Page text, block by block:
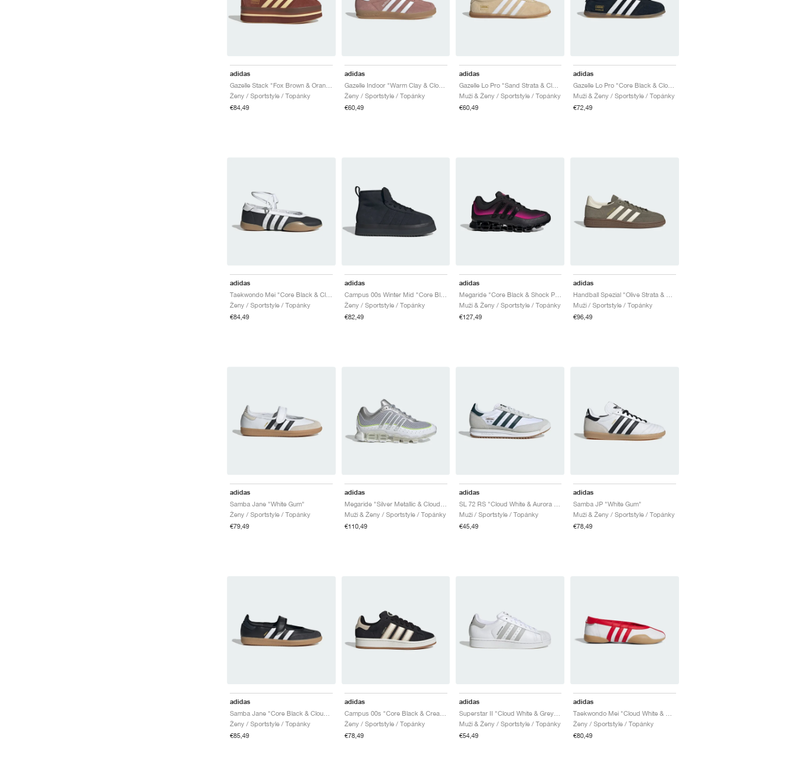
adidas
Ženy / Sportstyle / Topánky
€84,49
adidas
Gazelle Indoor "Warm Clay & Cloud White"
Ženy / Sportstyle / Topánky
€60,49
adidas
Gazelle Lo Pro "Sand Strata & Cloud White"
Muži & Ženy / Sportstyle / Topánky
€60,49
adidas
Muži & Ženy / Sportstyle / Topánky
€72,49
adidas
Ženy / Sportstyle / Topánky
€84,49
adidas
Campus 00s Winter Mid "Core Black & Carbon"
Ženy / Sportstyle / Topánky
€82,49
adidas
Megaride "Core Black & Shock Pink"
Muži & Ženy / Sportstyle / Topánky
€127,49
adidas
Muži / Sportstyle / Topánky
€96,49
adidas
Samba Jane "White Gum"
Ženy / Sportstyle / Topánky
€79,49
adidas
Muži & Ženy / Sportstyle / Topánky
€110,49
adidas
Muži / Sportstyle / Topánky
€45,49
adidas
Samba JP "White Gum"
Muži & Ženy / Sportstyle / Topánky
€78,49
adidas
Ženy / Sportstyle / Topánky
€85,49
adidas
Ženy / Sportstyle / Topánky
€78,49
adidas
Superstar II "Cloud White & Grey Two"
Muži & Ženy / Sportstyle / Topánky
€54,49
adidas
Ženy / Sportstyle / Topánky
€80,49